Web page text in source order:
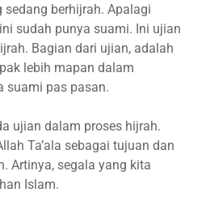
sedang berhijrah. Apalagi
sudah punya suami. Ini ujian
Bagian dari ujian, adalah
lebih mapan dalam
suami pas pasan.
ujian dalam proses hijrah.
Ta’ala sebagai tujuan dan
Artinya, segala yang kita
Islam.